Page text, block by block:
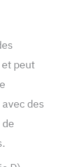
peut
des